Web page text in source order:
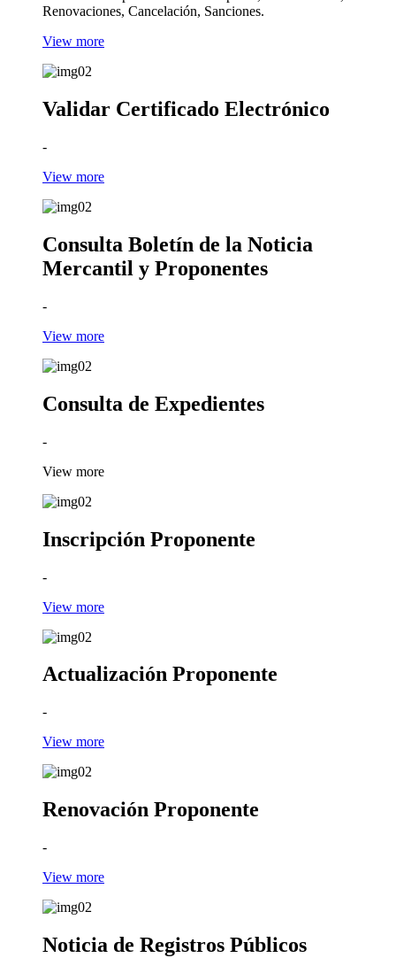
Renovaciones, Cancelación, Sanciones.
View more
Validar Certificado Electrónico
-
View more
Consulta Boletín de la Noticia
Mercantil y Proponentes
-
View more
Consulta de Expedientes
-
View more
Inscripción Proponente
-
View more
Actualización Proponente
-
View more
Renovación Proponente
-
View more
Noticia de Registros Públicos